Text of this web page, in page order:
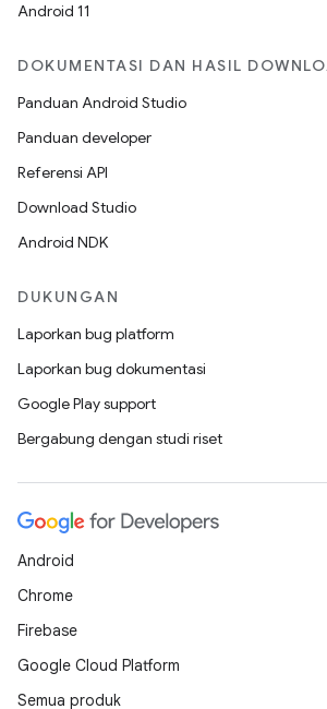
Android 11
DOKUMENTASI DAN HASIL
Panduan Android Studio
Panduan developer
Referensi API
Download Studio
Android NDK
DUKUNGAN
Laporkan bug platform
Laporkan bug dokumentasi
Google Play support
Bergabung dengan studi riset
Android
Chrome
Firebase
Google Cloud Platform
Semua produk